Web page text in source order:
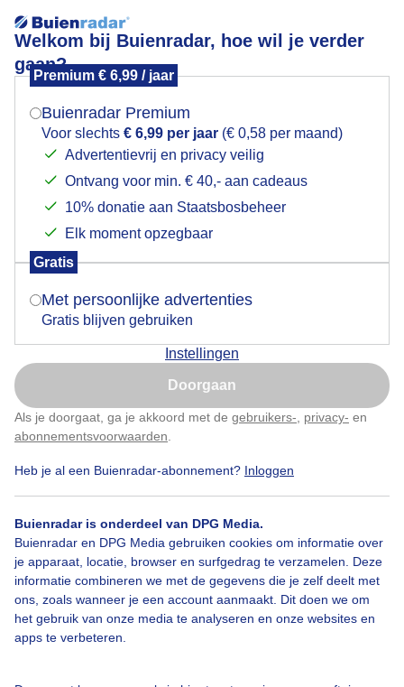
Welkom bij Buienradar, hoe wil je verder
gaan?
Premium € 6,99 / jaar
Buienradar Premium
Voor slechts € 6,99 per jaar (€ 0,58 per maand)
Advertentievrij en privacy veilig
Ontvang voor min. € 40,- aan cadeaus
10% donatie aan Staatsbosbeheer
Elk moment opzegbaar
Gratis
Met persoonlijke advertenties
Gratis blijven gebruiken
Instellingen
Doorgaan
Als je doorgaat, ga je akkoord met de gebruikers- privacy- en
abonnementsvoorwaarden
Heb je al een Buienradar-abonnement? Inloggen
Buienradar is onderdeel van DPG Media.
Buienradar en DPG Media gebruiken cookies om informatie over
je apparaat, locatie, browser en surfgedrag te verzamelen. Deze
informatie combineren we met de gegevens die je zelf deelt met
ons, zoals wanneer je een account aanmaakt. Dit doen we om
het gebruik van onze media te analyseren en onze websites en
apps te verbeteren.
Terras bezet na een mooie herfstdag.
Door: Gijs Bastianen
Bekijk slideshow
Mogen we je locatie gebruiken voor het
Indien je hier nog geen akkoord op hebt gegeven,
verschijnt er zo een pop-up uit je browser waarin
Is goed, toon de popup
Nu niet, misschien later
Klik hierom dit aan te passen